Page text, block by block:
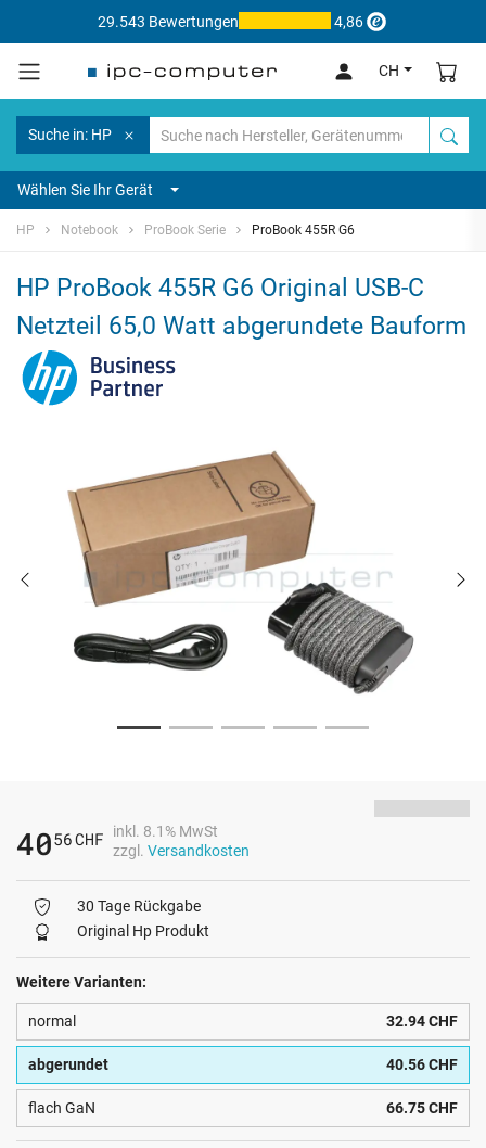
29.543 Bewertungen 4,86
CH
Suche in: HP
Wählen Sie Ihr Gerät
HP Notebook ProBook Serie ProBook 455R G6
HP ProBook 455R G6 Original USB-C
Netzteil 65,0 Watt abgerundete Bauform
4056CHF
inkl. 8.1% MwSt
zzgl. Versandkosten
30 Tage Rückgabe
Original Hp Produkt
Weitere Varianten:
normal 32.94 CHF
abgerundet 40.56 CHF
flach GaN 66.75 CHF